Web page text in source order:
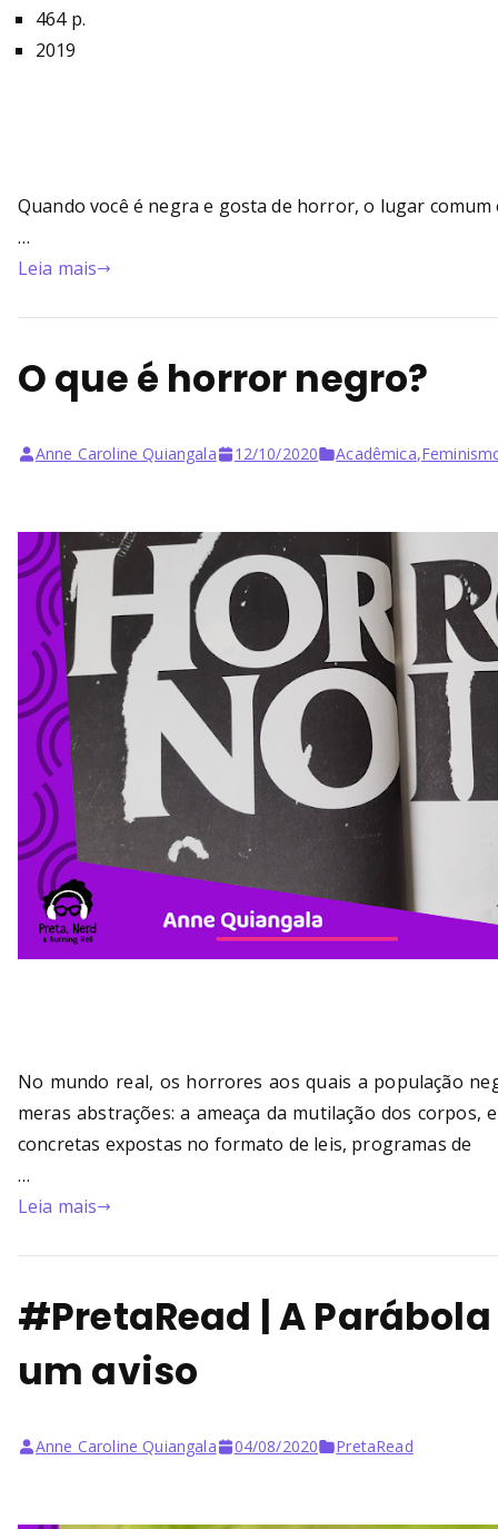
464 p.
2019
Quando você é negra e gosta de horror, o lugar
…
Leia mais
O que é horror negro?
Anne Caroline Quiangala 12/10/2020 Acadêmica,
No mundo real, os horrores aos quais a população
meras abstrações: a ameaça da mutilação dos corpos,
concretas expostas no formato de leis, programas de
…
Leia mais
#PretaRead | A
um aviso
Anne Caroline Quiangala 04/08/2020 PretaRead